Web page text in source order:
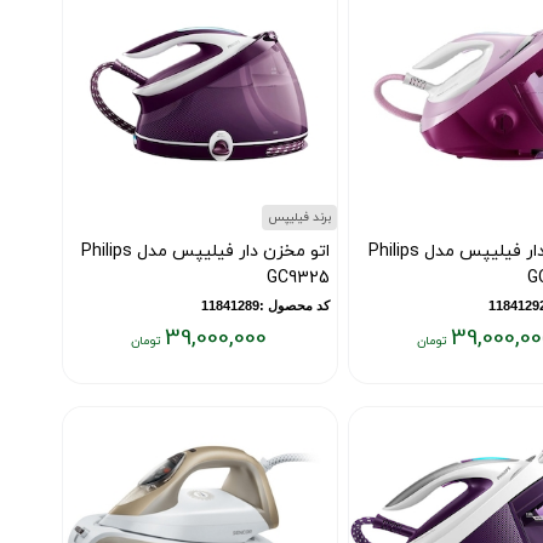
اتو مخزن دار فیلیپس مدل Philips
برند فیلیپس
اتو مخزن دار فیلیپس مدل Philips
GC9325
کد محصول :11841289
39,000,000
تومان